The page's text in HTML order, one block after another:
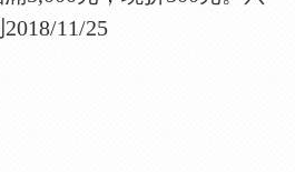
11/25